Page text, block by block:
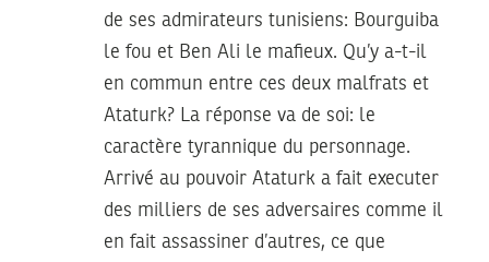
de ses admirateurs tunisiens: Bourguiba
le fou et Ben Ali le mafieux. Qu’y a-t-il
en commun entre ces deux malfrats et
Ataturk? La réponse va de soi: le
caractère tyrannique du personnage.
Arrivé au pouvoir Ataturk a fait executer
des milliers de ses adversaires comme il
en fait assassiner d’autres, ce que